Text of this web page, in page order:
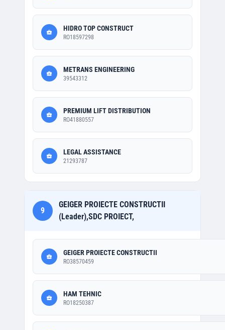
HIDRO TOP CONSTRUCT
RO18597298
METRANS ENGINEERING
39543312
PREMIUM LIFT DISTRIBUTION
RO41880557
LEGAL ASSISTANCE
21293787
9
GEIGER PROIECTE CONSTRUCTII
(Leader),SDC PROIECT,
GEIGER PROIECTE CONSTRUCTII
RO38570459
HAM TEHNIC
RO18250387